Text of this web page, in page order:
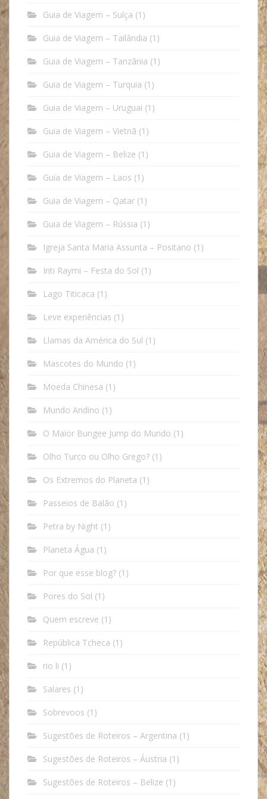
Guia de Viagem – Suíça (1)
Guia de Viagem – Tailândia (1)
Guia de Viagem – Tanzânia (1)
Guia de Viagem – Turquia (1)
Guia de Viagem – Uruguai (1)
Guia de Viagem – Vietnã (1)
Guia de Viagem – Belize (1)
Guia de Viagem – Laos (1)
Guia de Viagem – Qatar (1)
Guia de Viagem – Rússia (1)
Igreja Santa Maria Assunta – Positano (1)
Inti Raymi – Festa do Sol (1)
Lago Titicaca (1)
Leve experiências (1)
Llamas da América do Sul (1)
Mascotes do Mundo (1)
Moeda Chinesa (1)
Mundo Andino (1)
O Maior Bungee Jump do Mundo (1)
Olho Turco ou Olho Grego? (1)
Os Extremos do Planeta (1)
Passeios de Balão (1)
Petra by Night (1)
Planeta Água (1)
Por que esse blog? (1)
Pores do Sol (1)
Quem escreve (1)
República Tcheca (1)
rio li (1)
Salares (1)
Sobrevoos (1)
Sugestões de Roteiros – Argentina (1)
Sugestões de Roteiros – Áustria (1)
Sugestões de Roteiros – Belize (1)